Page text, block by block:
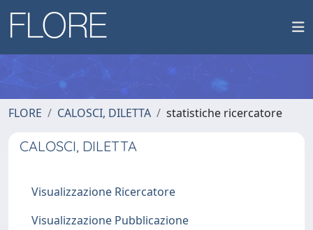
FLORE CALOSCI, DILETTA statistiche ricercatore
CALOSCI, DILETTA
Visualizzazione Ricercatore
Visualizzazione Pubblicazione